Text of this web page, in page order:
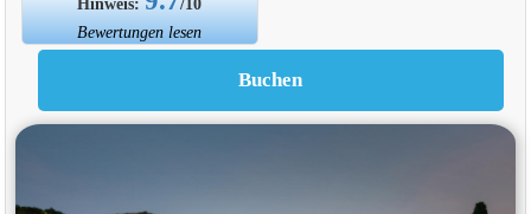
Bewertungen lesen